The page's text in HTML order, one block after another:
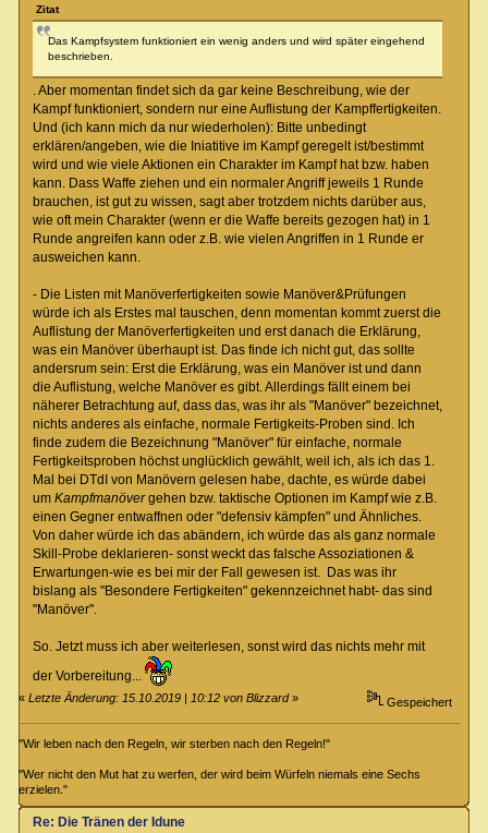
Zitat
Das Kampfsystem funktioniert ein wenig anders und wird später eingehend
beschrieben.
. Aber momentan findet sich da gar keine Beschreibung, wie der
Kampf funktioniert, sondern nur eine Auflistung der Kampffertigkeiten.
Und (ich kann mich da nur wiederholen): Bitte unbedingt
erklären/angeben, wie die Iniatitive im Kampf geregelt ist/bestimmt
wird und wie viele Aktionen ein Charakter im Kampf hat bzw. haben
kann. Dass Waffe ziehen und ein normaler Angriff jeweils 1 Runde
brauchen, ist gut zu wissen, sagt aber trotzdem nichts darüber aus,
wie oft mein Charakter (wenn er die Waffe bereits gezogen hat) in 1
Runde angreifen kann oder z.B. wie vielen Angriffen in 1 Runde er
ausweichen kann.
- Die Listen mit Manöverfertigkeiten sowie Manöver&Prüfungen
würde ich als Erstes mal tauschen, denn momentan kommt zuerst die
Auflistung der Manöverfertigkeiten und erst danach die Erklärung,
was ein Manöver überhaupt ist. Das finde ich nicht gut, das sollte
andersrum sein: Erst die Erklärung, was ein Manöver ist und dann
die Auflistung, welche Manöver es gibt. Allerdings fällt einem bei
näherer Betrachtung auf, dass das, was ihr als "Manöver" bezeichnet,
nichts anderes als einfache, normale Fertigkeits-Proben sind. Ich
finde zudem die Bezeichnung "Manöver" für einfache, normale
Fertigkeitsproben höchst unglücklich gewählt, weil ich, als ich das 1.
Mal bei DTdI von Manövern gelesen habe, dachte, es würde dabei
um Kampfmanövergehen bzw. taktische Optionen im Kampf wie z.B.
einen Gegner entwaffnen oder "defensiv kämpfen" und Ähnliches.
Von daher würde ich das abändern, ich würde das als ganz normale
Skill-Probe deklarieren- sonst weckt das falsche Assoziationen &
Erwartungen-wie es bei mir der Fall gewesen ist. Das was ihr
bislang als "Besondere Fertigkeiten" gekennzeichnet habt- das sind
"Manöver".
So. Jetzt muss ich aber weiterlesen, sonst wird das nichts mehr mit
der Vorbereitung...
«Letzte Änderung: 15.10.2019 | 10:12 von Blizzard» Gespeichert
"Wir leben nach den Regeln, wir sterben nach den Regeln!"
"Wer nicht den Mut hat zu werfen, der wird beim Würfeln niemals eine Sechs
erzielen."
Re: Die Tränen der Idune